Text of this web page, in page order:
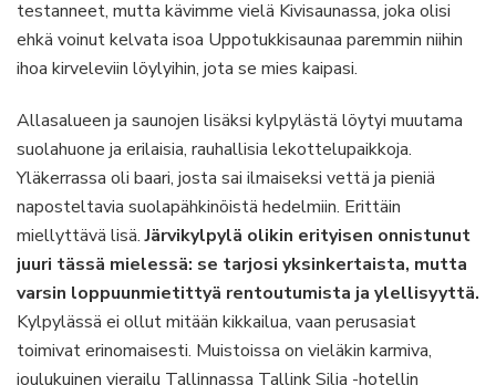
testanneet, mutta kävimme vielä Kivisaunassa, joka olisi
ehkä voinut kelvata isoa Uppotukkisaunaa paremmin niihin
ihoa kirveleviin löylyihin, jota se mies kaipasi.
Allasalueen ja saunojen lisäksi kylpylästä löytyi muutama
suolahuone ja erilaisia, rauhallisia lekottelupaikkoja.
Yläkerrassa oli baari, josta sai ilmaiseksi vettä ja pieniä
naposteltavia suolapähkinöistä hedelmiin. Erittäin
miellyttävä lisä.Järvikylpylä olikin erityisen onnistunut
juuri tässä mielessä: se tarjosi yksinkertaista, mutta
varsin loppuunmietittyä rentoutumista ja ylellisyyttä.
Kylpylässä ei ollut mitään kikkailua, vaan perusasiat
toimivat erinomaisesti. Muistoissa on vieläkin karmiva,
joulukuinen vierailu Tallinnassa Tallink Silja -hotellin